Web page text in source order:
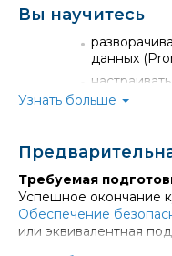
наблюдаемости
Минимум теории —
Большую часть курса
стенде предприятия,
научитесь
сбои.
Что вы
Освоите
(Observability):
Вы научитесь
данных
системы
Узнать больше
Требуемая
Успешное окончание
Обеспечение
или эквивалентная